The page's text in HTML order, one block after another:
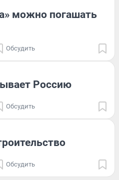
можно погашать
Обсудить
Россию
Обсудить
Обсудить